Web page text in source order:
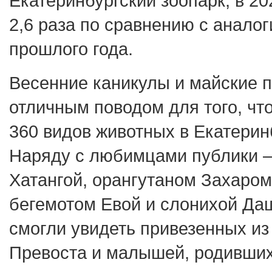
2,6 раза по сравнению с
прошлого года.
Весенние каникулы и майские
отличным поводом для того,
360 видов животных в
Наряду с любимцами публики
Хатангой, орангутаном
бегемотом Евой и слонихой
смогли увидеть привезенных
Превоста и малышей,